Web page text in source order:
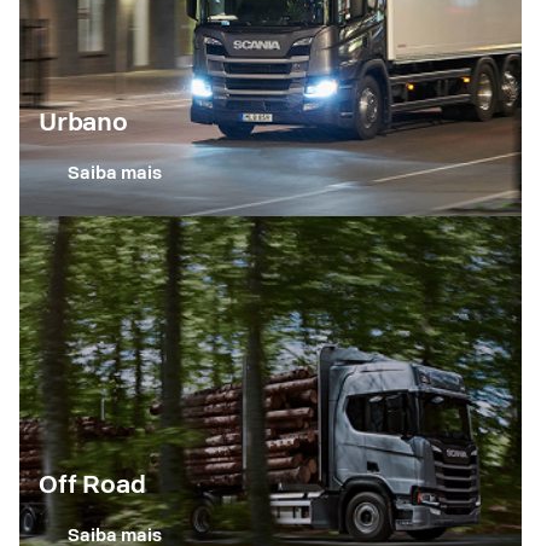
Urbano
Saiba mais
Off Road
Saiba mais